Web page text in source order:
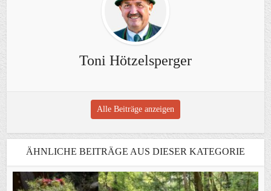
Toni Hötzelsperger
Alle Beiträge anzeigen
ÄHNLICHE BEITRÄGE AUS DIESER KATEGORIE